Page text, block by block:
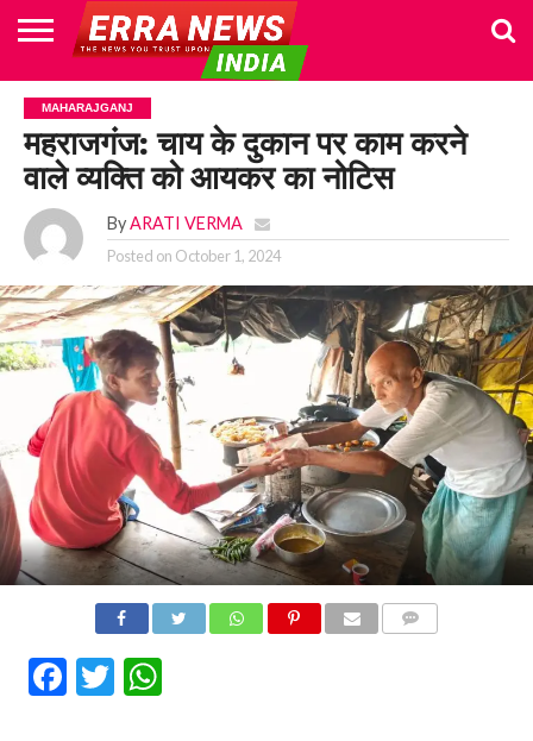
HOME
POLITICS
NEWS
BUSINESS
CULTURE
NATIONAL
SPORTS
LIFESTYLE
TRAVEL
OPINION
BREAKING
NEWS
ENTERTAINMENT
WORLD
CRIME
JOIN
US
MAHARAJGANJ
महराजगंज: चाय के दुकान पर काम करने
वाले व्यक्ति को आयकर का नोटिस
By ARATI VERMA
Posted on October 1, 2024
Facebook
Twitter
WhatsApp